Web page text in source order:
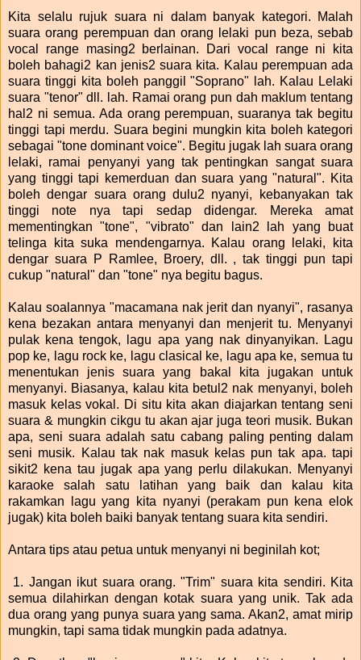
Kita selalu rujuk suara ni dalam banyak kategori. Malah
suara orang perempuan dan orang lelaki pun beza, sebab
vocal range masing2 berlainan. Dari vocal range ni kita
boleh bahagi2 kan jenis2 suara kita. Kalau perempuan ada
suara tinggi kita boleh panggil "Soprano" lah. Kalau Lelaki
suara "tenor" dll. lah. Ramai orang pun dah maklum tentang
hal2 ni semua. Ada orang perempuan, suaranya tak begitu
tinggi tapi merdu. Suara begini mungkin kita boleh kategori
sebagai "tone dominant voice". Begitu jugak lah suara orang
lelaki, ramai penyanyi yang tak pentingkan sangat suara
yang tinggi tapi kemerduan dan suara yang "natural". Kita
boleh dengar suara orang dulu2 nyanyi, kebanyakan tak
tinggi note nya tapi sedap didengar. Mereka amat
mementingkan "tone", "vibrato" dan lain2 lah yang buat
telinga kita suka mendengarnya. Kalau orang lelaki, kita
dengar suara P Ramlee, Broery, dll. , tak tinggi pun tapi
cukup "natural" dan "tone" nya begitu bagus.
Kalau soalannya "macamana nak jerit dan nyanyi", rasanya
kena bezakan antara menyanyi dan menjerit tu. Menyanyi
pulak kena tengok, lagu apa yang nak dinyanyikan. Lagu
pop ke, lagu rock ke, lagu clasical ke, lagu apa ke, semua tu
menentukan jenis suara yang bakal kita jugakan untuk
menyanyi. Biasanya, kalau kita betul2 nak menyanyi, boleh
masuk kelas vokal. Di situ kita akan diajarkan tentang seni
suara & mungkin cikgu tu akan ajar juga teori musik. Bukan
apa, seni suara adalah satu cabang paling penting dalam
seni musik. Kalau tak nak masuk kelas pun tak apa. tapi
sikit2 kena tau jugak apa yang perlu dilakukan. Menyanyi
karaoke salah satu latihan yang baik dan kalau kita
rakamkan lagu yang kita nyanyi (perakam pun kena elok
jugak) kita boleh baiki banyak tentang suara kita sendiri.
Antara tips atau petua untuk menyanyi ni beginilah kot;
1. Jangan ikut suara orang. "Trim" suara kita sendiri. Kita
semua dilahirkan dengan kotak suara yang unik. Tak ada
dua orang yang punya suara yang sama. Akan2, amat mirip
mungkin, tapi sama tidak mungkin pada adatnya.